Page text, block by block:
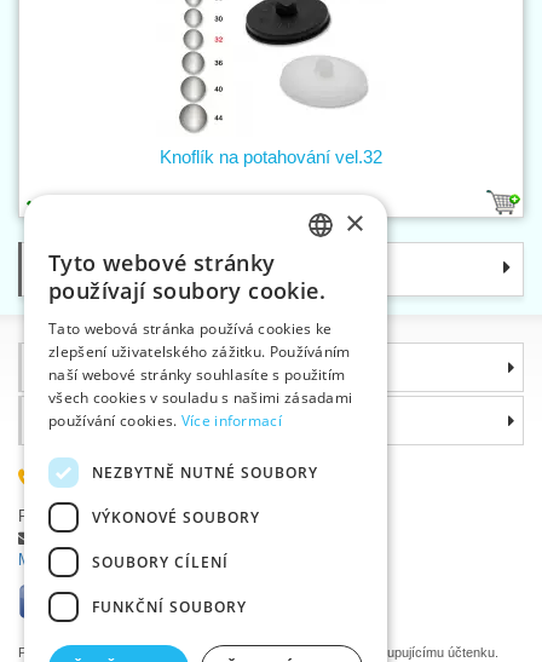
Knoflík na potahování vel.32
Kategorie
Informace
Proč si zvolit právě nás
585 051 217
Plzeňská 868, 783 91 Uničov, Česká republika
Položit dotaz
Máte problémy s přihlášením ?
Podle zákona o evidenci tržeb je prodávající povinen vystavit kupujícímu účtenku.
ENGLISH
GERMAN
×
Tyto webové stránky
používají soubory cookie.
Tato webová stránka používá cookies ke
zlepšení uživatelského zážitku. Používáním
naší webové stránky souhlasíte s použitím
všech cookies v souladu s našimi zásadami
používání cookies. Více informací
NEZBYTNĚ NUTNÉ SOUBORY
VÝKONOVÉ SOUBORY
SOUBORY CÍLENÍ
FUNKČNÍ SOUBORY